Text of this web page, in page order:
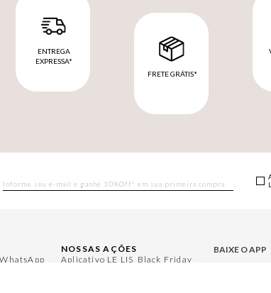
ENTREGA
EXPRESSA*
FRETE GRÁTIS*
NOSSAS AÇÕES
Aplicativo LE LIS Black Friday
BAIXE O APP